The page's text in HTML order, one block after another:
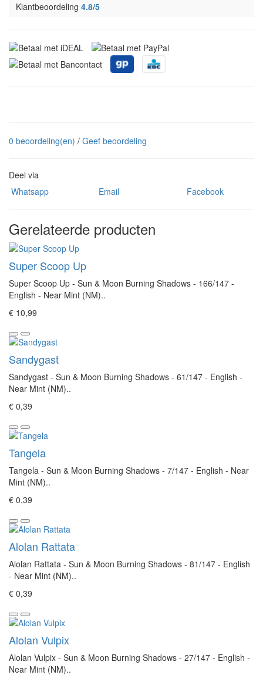
Klantbeoordeling 4.8/5
0 beoordeling(en) / Geef beoordeling
Deel via
Whatsapp
Email Facebook
Gerelateerde producten
Super Scoop Up
Super Scoop Up - Sun & Moon Burning Shadows - 166/147 -
English - Near Mint (NM)..
€ 10,99
Sandygast
Sandygast - Sun & Moon Burning Shadows - 61/147 - English -
Near Mint (NM)..
€ 0,39
Tangela
Tangela - Sun & Moon Burning Shadows - 7/147 - English - Near
Mint (NM)..
€ 0,39
Alolan Rattata
Alolan Rattata - Sun & Moon Burning Shadows - 81/147 - English
- Near Mint (NM)..
€ 0,39
Alolan Vulpix
Alolan Vulpix - Sun & Moon Burning Shadows - 27/147 - English -
Near Mint (NM)..